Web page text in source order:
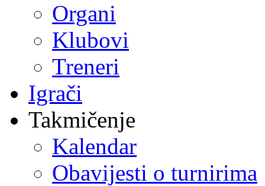
Organi
Klubovi
Treneri
Igrači
Takmičenje
Kalendar
Obavijesti o turnirima